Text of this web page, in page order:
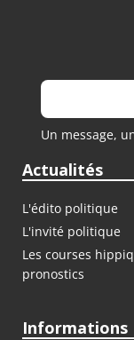
Un message,
Actualités
L'édito politique
L'invité politique
Les courses
pronostics
Informations